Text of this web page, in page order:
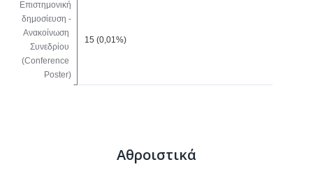
Αθροιστικά